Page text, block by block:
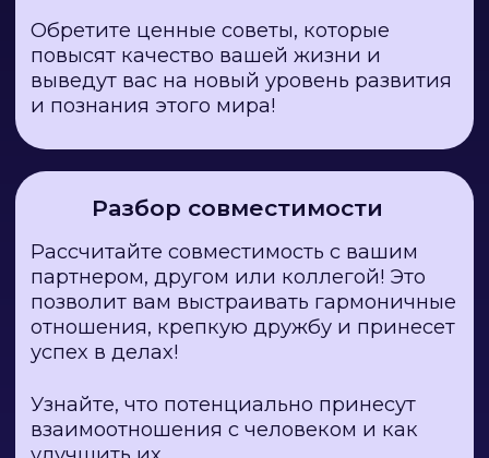
супружеские или рабочие отношения
вас ожидают, а также их сильные и
В разборе будут предложены действия,
в рамках договора.
Рассчитайте личный прогноз на любой
день, месяц и год! Все это можно
сделать с помощью календаря.
Помимо самого прогноза, вы получите
чёткие рекомендации, как прожить тот